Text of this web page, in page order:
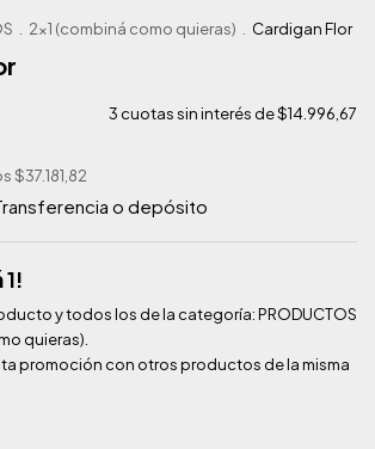
. 2x1 (combiná como quieras) . Cardigan Flor
3 cuotas sin interés de$14.996,67
$37.181,82
o depósito
1!
y todos los de la categoría: PRODUCTOS
quieras).
promoción con otros productos de la misma